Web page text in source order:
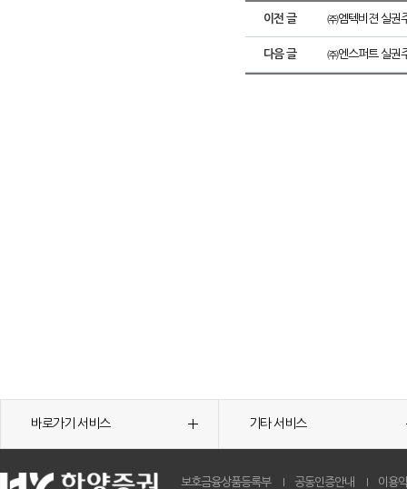
이전 글 ㈜엠텍비젼 실권
다음 글 ㈜엔스퍼트 실권
바로가기 서비스 기타 서비스
보호금융상품등록부 공동인증안내 이용